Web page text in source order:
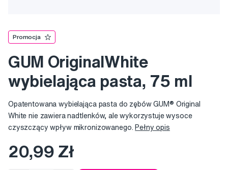
Promocja
GUM OriginalWhite
wybielająca pasta, 75 ml
Opatentowana wybielająca pasta do zębów GUM® Original
White nie zawiera nadtlenków, ale wykorzystuje wysoce
czyszczący wpływ mikronizowanego. Pełny opis
20,99 Zł